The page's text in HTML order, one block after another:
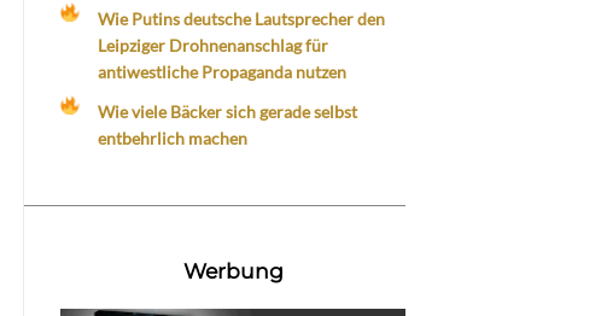
Wie Putins deutsche Lautsprecher den
Leipziger Drohnenanschlag für
antiwestliche Propaganda nutzen
Wie viele Bäcker sich gerade selbst
entbehrlich machen
Werbung